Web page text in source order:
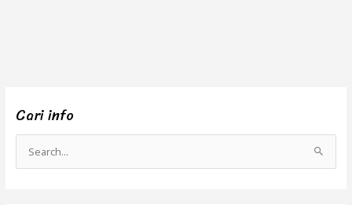
Cari info
e